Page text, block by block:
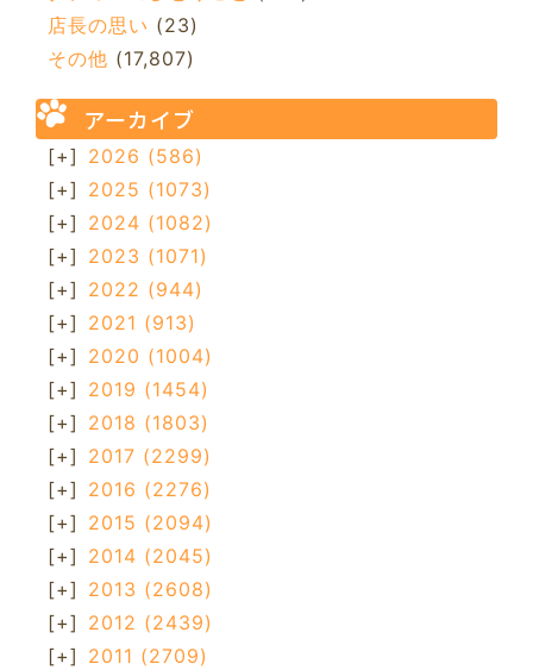
店長の思い (23)
その他 (17,807)
アーカイブ
[+] 2026 (586)
[+] 2025 (1073)
[+] 2024 (1082)
[+] 2023 (1071)
[+] 2022 (944)
[+] 2021 (913)
[+] 2020 (1004)
[+] 2019 (1454)
[+] 2018 (1803)
[+] 2017 (2299)
[+] 2016 (2276)
[+] 2015 (2094)
[+] 2014 (2045)
[+] 2013 (2608)
[+] 2012 (2439)
[+] 2011 (2709)